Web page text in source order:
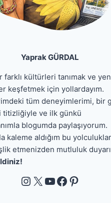
Yaprak GÜRDAL
farklı kültürleri tanımak ve
keşfetmek için yollardayım.
tüm deneyimlerimi, bir
titizliğiyle ve ilk günkü
blogumda paylaşıyorum.
kaleme aldığım bu
etmenizden mutluluk
Instagram
X YouTube
Facebook